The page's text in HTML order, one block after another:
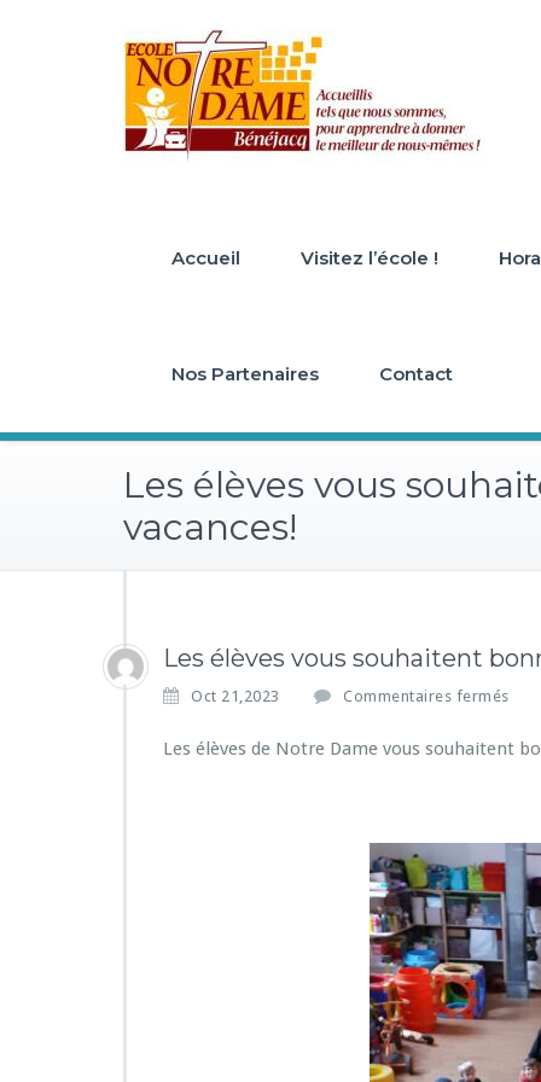
Accueil Visitez l’école !
Nos Partenaires Contact
Les élèves vous
vacances!
Les élèves vous souhaitent
Oct 21,2023 Commentaires fermés
r
é
v
e
v
o
Les élèves de Notre Dame vous souhaitent